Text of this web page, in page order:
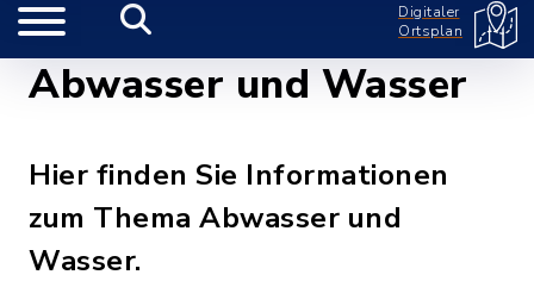
Digitaler
Ortsplan
Abwasser und Wasser
Hier finden Sie Informationen
zum Thema Abwasser und
Wasser.